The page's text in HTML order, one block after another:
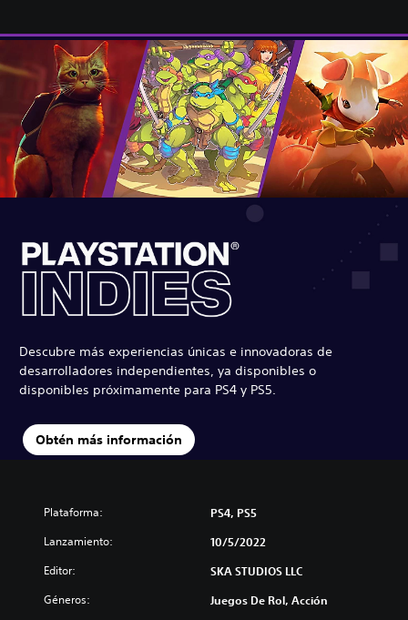
Descubre más experiencias únicas e innovadoras de
desarrolladores independientes, ya disponibles o
disponibles próximamente para PS4 y PS5.
Obtén más información
Plataforma: PS4, PS5
Lanzamiento: 10/5/2022
Editor: SKA STUDIOS LLC
Géneros: Juegos De Rol, Acción